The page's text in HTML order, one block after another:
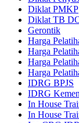
Diklat PMKP
Diklat TB
Gerontik
Harga
Harga
Harga
Harga
IDRG BPJS
IDRG
In House
In House